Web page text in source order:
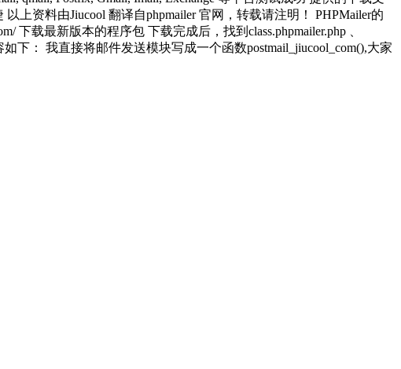
上资料由Jiucool 翻译自phpmailer 官网，转载请注明！ PHPMailer的
下载最新版本的程序包 下载完成后，找到class.phpmailer.php 、
下： 我直接将邮件发送模块写成一个函数postmail_jiucool_com(),大家